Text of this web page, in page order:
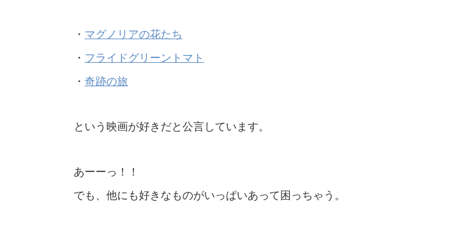
・ マグノリアの花たち
・ フライドグリーントマト
・ 奇跡の旅
という映画が好きだと公言しています。
あーーっ！！
でも、他にも好きなものがいっぱいあって困っちゃう。